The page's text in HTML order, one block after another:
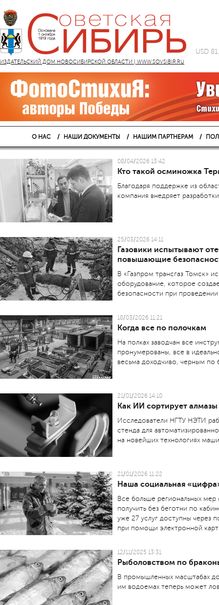
ИЗДАТЕЛЬСКИЙ ДОМ НОВОСИБИРСКОЙ ОБЛАСТИ | WWW.SOVSIBIR.RU
USD
О НАС НАШИ ДОКУМЕНТЫ НАШИМ ПАРТНЕРАМ
08/04/2026 13:42
Кто такой осминожка
Благодаря поддержке из
компания внедряет
25/03/2026 14:11
Газовики испытывают
повышающие
В «Газпром трансгаз Томск»
оборудование, которое
безопасности при
18/03/2026 11:21
Когда все по полочкам
На полках заводчан все
пронумерованы, все в
весьма доходчиво, черным по
21/01/2026 14:10
Как ИИ сортирует алмазы
Исследователи НГТУ НЭТИ
стенда для
на новейших технологиях
21/01/2026 11:22
Наша социальная
Все больше региональных
получить без беготни по
уже 27 услуг доступны через
при помощи электронной
12/11/2025 13:31
Рыболовством по
В промышленных масштабах
им водоемах теперь может